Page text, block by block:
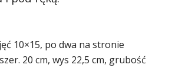
10×15, po dwa na stronie
20 cm, wys 22,5 cm, grubość